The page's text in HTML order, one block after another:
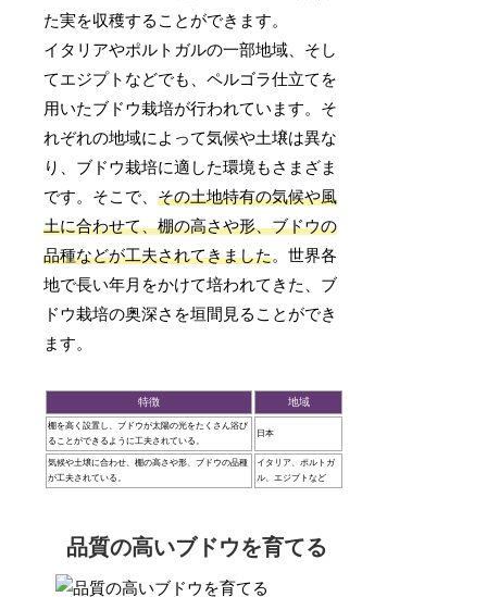
た実を収穫することができます。
イタリアやポルトガルの一部地域、そし
てエジプトなどでも、ペルゴラ仕立てを
用いたブドウ栽培が行われています。そ
れぞれの地域によって気候や土壌は異な
り、ブドウ栽培に適した環境もさまざま
です。そこで、その土地特有の気候や風
土に合わせて、棚の高さや形、ブドウの
品種などが工夫されてきました。世界各
地で長い年月をかけて培われてきた、ブ
ドウ栽培の奥深さを垣間見ることができ
ます。
特徴 地域
棚を高く設置し、ブドウが太陽の光をたくさん浴び
ることができるように工夫されている。
日本
気候や土壌に合わせ、棚の高さや形、ブドウの品種
が工夫されている。
イタリア、ポルトガ
ル、エジプトなど
品質の高いブドウを育てる